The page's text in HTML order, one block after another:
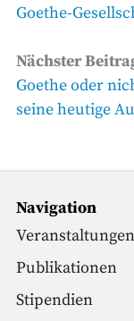
Beitrag
Goethe-
Nächster
Nächster
Beitrag
Goethe oder
seine heutige
Navigation
Veranstaltungen
Publikationen
Stipendien